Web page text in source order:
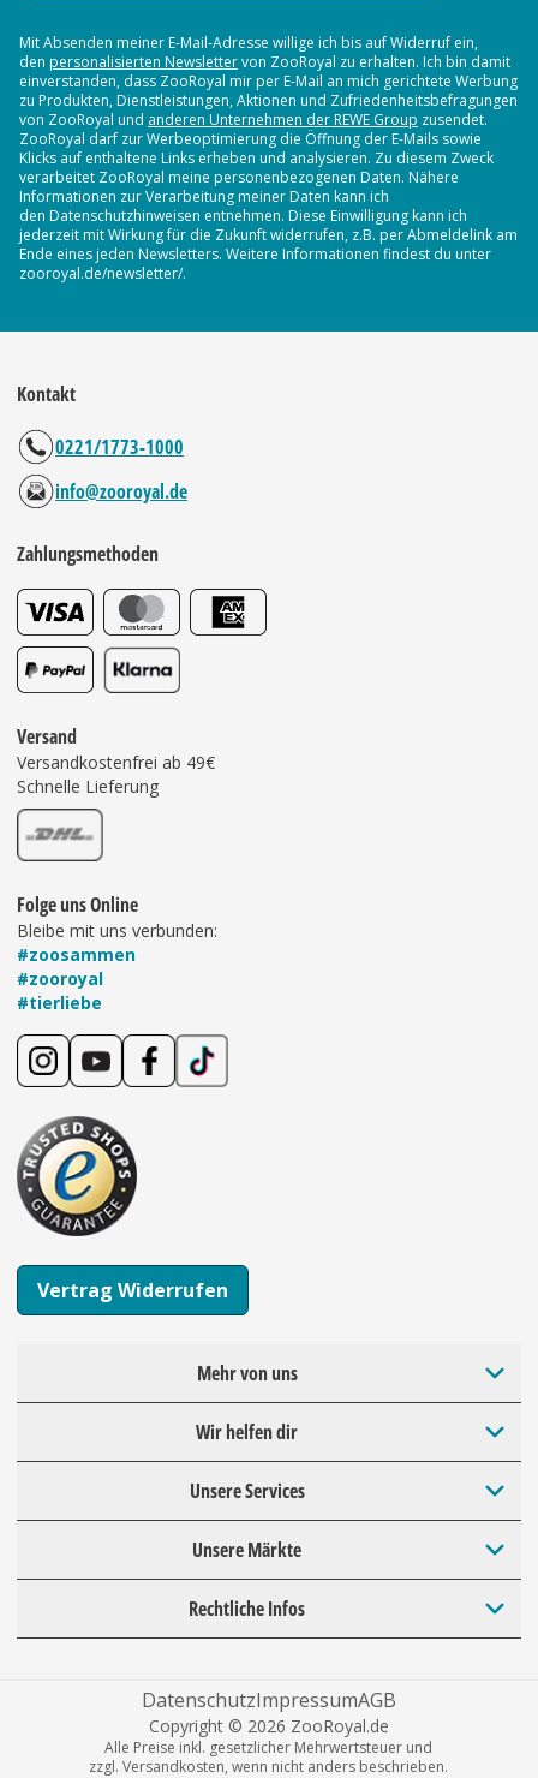
Mit Absenden meiner E-Mail-Adresse willige ich bis auf Widerruf ein,
den personalisierten Newslettervon ZooRoyal zu erhalten. Ich bin damit
einverstanden, dass ZooRoyal mir per E-Mail an mich gerichtete Werbung
zu Produkten, Dienstleistungen, Aktionen und Zufriedenheitsbefragungen
von ZooRoyal und anderen Unternehmen der REWE Group zusendet.
ZooRoyal darf zur Werbeoptimierung die Öffnung der E-Mails sowie
Klicks auf enthaltene Links erheben und analysieren. Zu diesem Zweck
verarbeitet ZooRoyal meine personenbezogenen Daten. Nähere
Informationen zur Verarbeitung meiner Daten kann ich
den Datenschutzhinweisen entnehmen. Diese Einwilligung kann ich
jederzeit mit Wirkung für die Zukunft widerrufen, z.B. per Abmeldelink am
Ende eines jeden Newsletters. Weitere Informationen findest du unter
zooroyal.de/newsletter/.
Kontakt
0221/1773-1000
info@zooroyal.de
Zahlungsmethoden
Versand
Versandkostenfrei ab 49€
Schnelle Lieferung
Folge uns Online
Bleibe mit uns verbunden:
#zoosammen
#zooroyal
#tierliebe
Vertrag Widerrufen
Mehr von uns
Wir helfen dir
Unsere Services
Unsere Märkte
Rechtliche Infos
DatenschutzImpressumAGB
Copyright © 2026 ZooRoyal.de
Alle Preise inkl. gesetzlicher Mehrwertsteuer und
zzgl. Versandkosten, wenn nicht anders beschrieben.